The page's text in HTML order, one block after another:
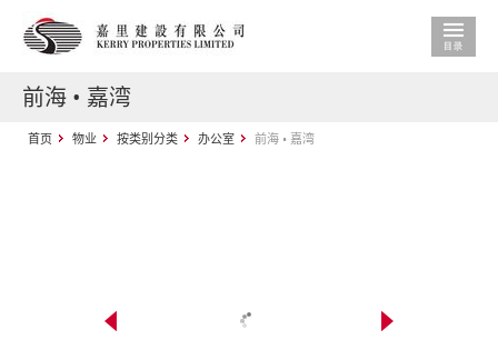
前海 • 嘉湾
首页 物业 按类别分类 办公室 前海 • 嘉湾